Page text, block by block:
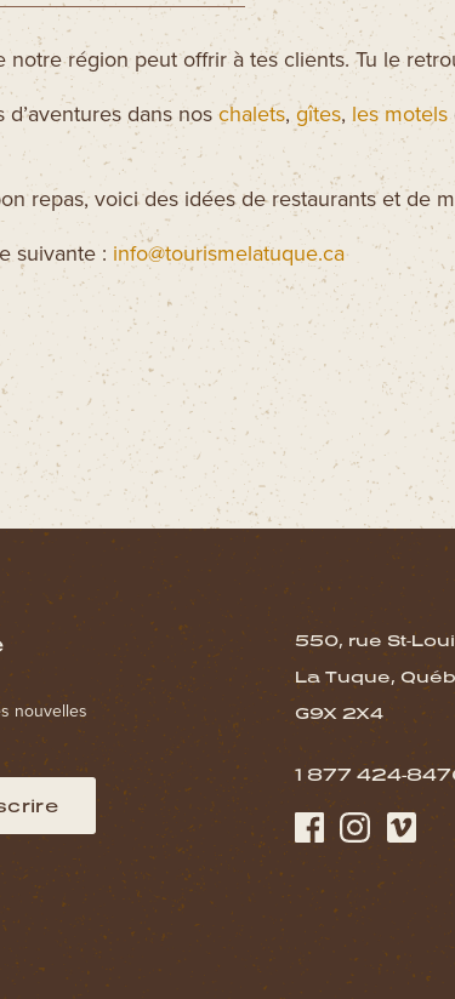
région peut offrir à tes clients. Tu le
dans nos chalets, gîtes, les motels
repas, voici des idées de restaurants et de
suivante : info@tourismelatuque.ca
nouvelles
550, rue St-
La Tuque,
G9X 2X4
1 877 424-